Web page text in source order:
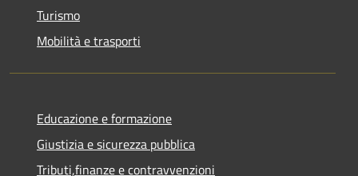
Turismo
Mobilità e trasporti
Educazione e formazione
Giustizia e sicurezza pubblica
Tributi,finanze e contravvenzioni